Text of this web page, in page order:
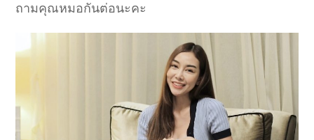
ถามคุณหมอกันต่อนะคะ